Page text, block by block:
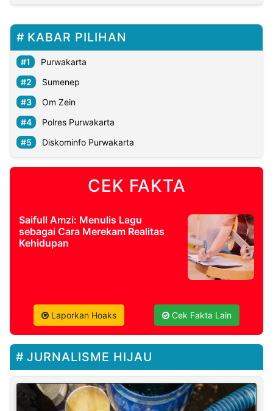
KABAR PILIHAN
Purwakarta
Sumenep
Om Zein
Polres Purwakarta
Diskominfo Purwakarta
CEK FAKTA
Saifull Amzi: Menulis Lagu
sebagai Cara Merekam Realitas
Kehidupan
Laporkan Hoaks Cek Fakta Lain
JURNALISME HIJAU